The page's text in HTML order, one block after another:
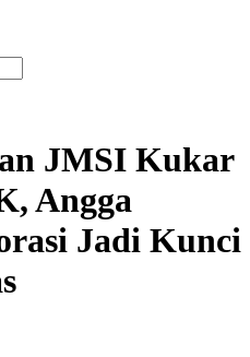
JMSI Kukar
Angga
Jadi Kunci